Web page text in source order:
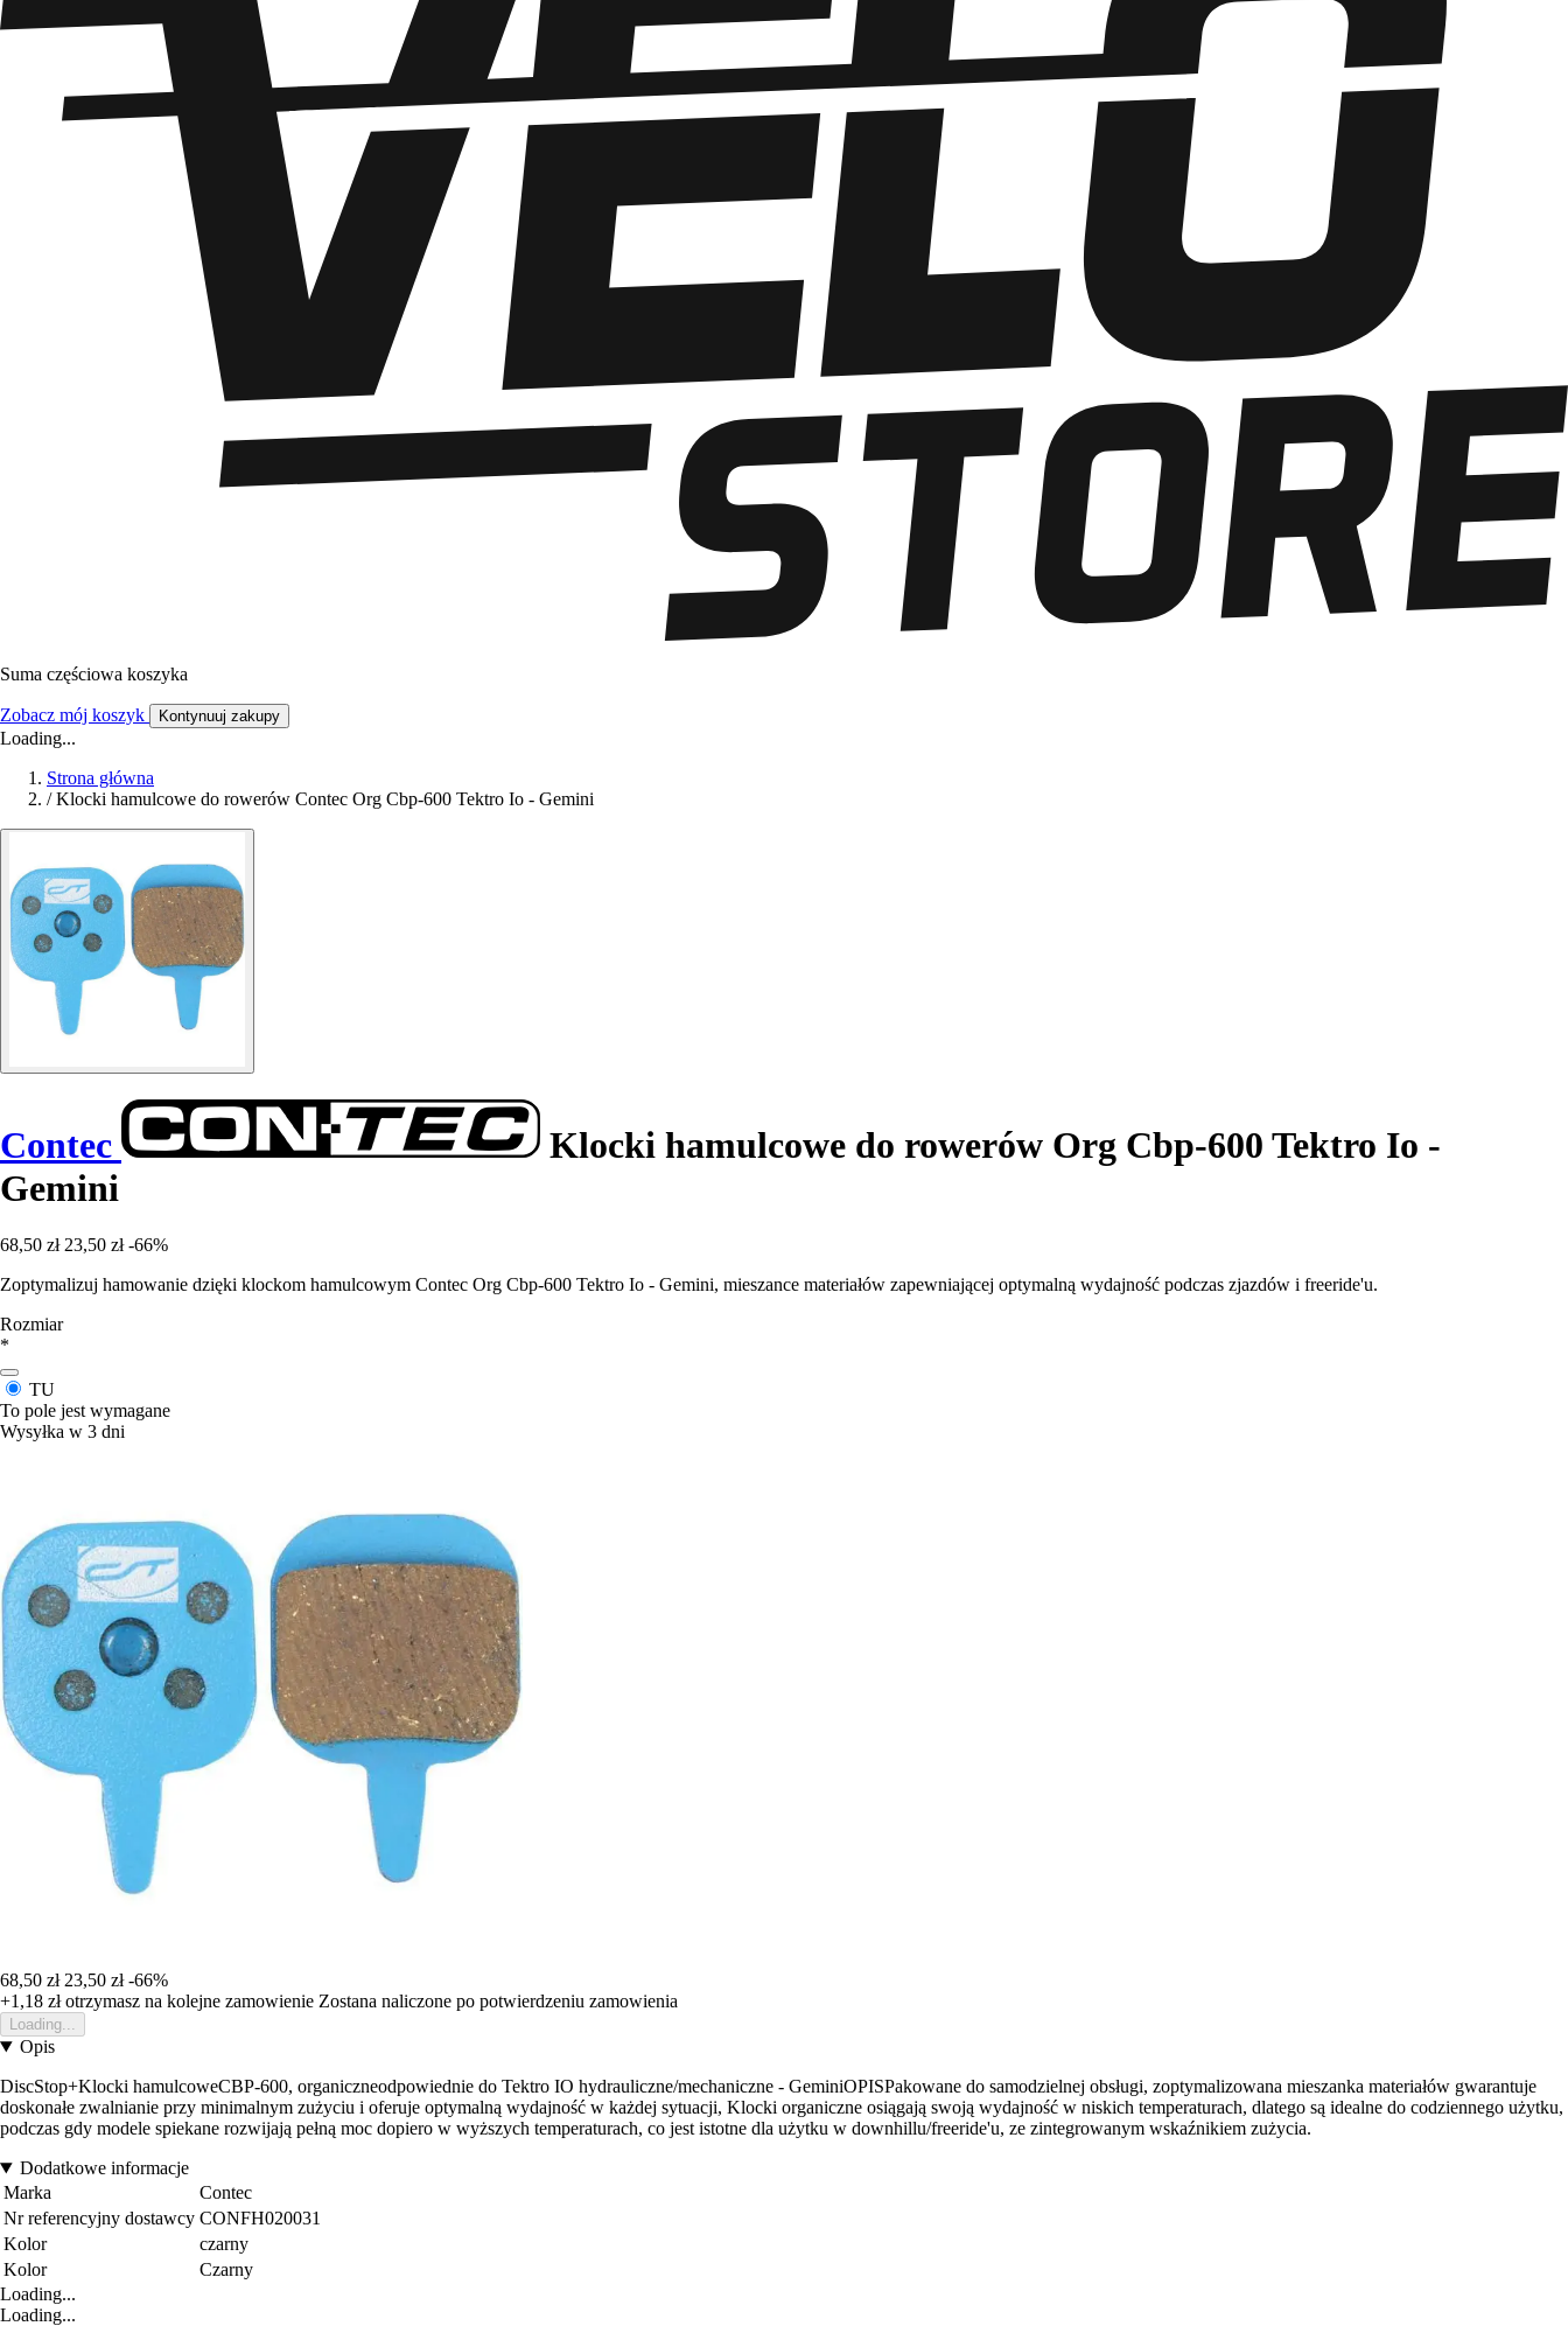
Suma częściowa koszyka
Zobacz mój koszyk Kontynuuj zakupy
Loading...
Strona główna
/ Klocki hamulcowe do rowerów Contec Org Cbp-600 Tektro Io - Gemini
Contec
Klocki hamulcowe do rowerów Org Cbp-600 Tektro Io -
Gemini
68,50 zł 23,50 zł -66%
Zoptymalizuj hamowanie dzięki klockom hamulcowym Contec Org Cbp-600 Tektro Io - Gemini, mieszance materiałów zapewniającej optymalną wydajność podczas zjazdów i freeride'u.
Rozmiar
*
TU
To pole jest wymagane
Wysyłka w 3 dni
68,50 zł 23,50 zł -66%
+1,18 złotrzymasz na kolejne zamowienie Zostana naliczone po potwierdzeniu zamowienia
Loading...
Opis
DiscStop+Klocki hamulcoweCBP-600, organiczneodpowiednie do Tektro IO hydrauliczne/mechaniczne - GeminiOPISPakowane do samodzielnej obsługi, zoptymalizowana mieszanka materiałów gwarantuje
doskonałe zwalnianie przy minimalnym zużyciu i oferuje optymalną wydajność w każdej sytuacji, Klocki organiczne osiągają swoją wydajność w niskich temperaturach, dlatego są idealne do codziennego użytku,
podczas gdy modele spiekane rozwijają pełną moc dopiero w wyższych temperaturach, co jest istotne dla użytku w downhillu/freeride'u, ze zintegrowanym wskaźnikiem zużycia.
Dodatkowe informacje
Marka
Contec
Nr referencyjny dostawcy CONFH020031
Kolor
czarny
Kolor
Czarny
Loading...
Loading...